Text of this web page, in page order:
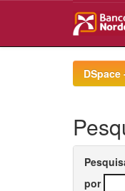
por